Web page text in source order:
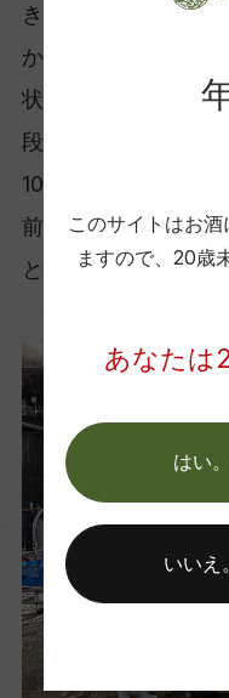
きや、蒸米は手にま
かりと締まり、内側
状態。酒造りのため
段食べるのとは違う
100℃近くで蒸され
前後へ。放冷機を通
と運ばれます。
このサイトはお
ますので、 20歳
あなたは
はい
いいえ